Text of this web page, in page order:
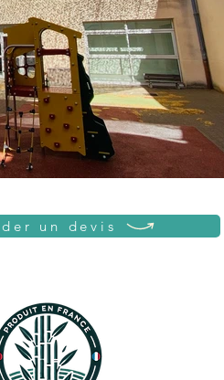
un devis